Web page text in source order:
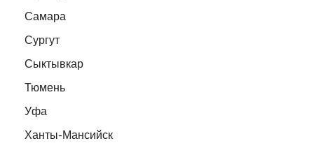
Самара
Сургут
Сыктывкар
Тюмень
Уфа
Ханты-Мансийск